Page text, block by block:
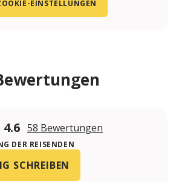
EINSTELLUNGEN
4.6 58 Bewertungen
DER REISENDEN
SCHREIBEN